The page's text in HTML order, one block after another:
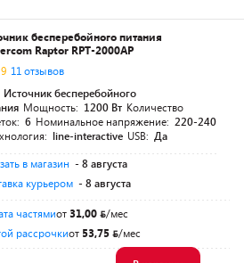
бесперебойного питания
Raptor RPT-2000AP
11 отзывов
Источник бесперебойного
Мощность: 1200 Вт Количество
6 Номинальное напряжение: 220-240
line-interactive USB: Да
в магазин - 8 августа
курьером - 8 августа
частямиот31,00
/мес
рассрочкиот 53,75 /мес